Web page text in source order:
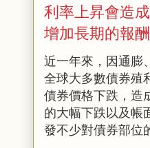
利率上昇會造
增加長期的報酬
近一年來，因通膨
全球大多數債券殖
債券價格下跌，造
的大幅下跌以及帳
發不少對債券部位